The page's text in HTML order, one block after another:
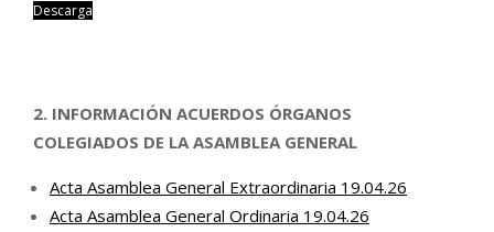
Descarga
2. INFORMACIÓN ACUERDOS ÓRGANOS
COLEGIADOS DE LA ASAMBLEA GENERAL
Acta Asamblea General Extraordinaria 19.04.26
Acta Asamblea General Ordinaria 19.04.26